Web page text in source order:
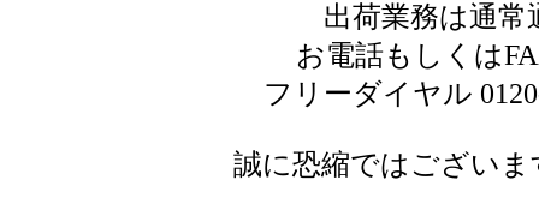
出荷業務は通
お電話もしくは
フリーダイヤル
誠に恐縮ではござい